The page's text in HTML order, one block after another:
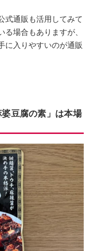
式通販も活用してみて
る場合もありますが、
に入りやすいのが通販
豆腐の素」は本場